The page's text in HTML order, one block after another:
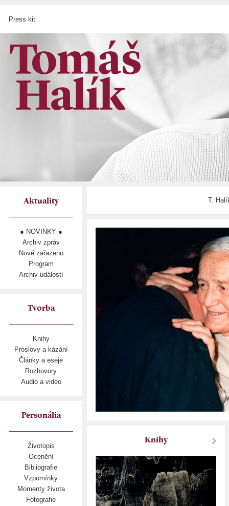
Press kit
Aktuality
● NOVINKY ●
Archiv zpráv
Nově zařazeno
Program
Archiv událostí
Tvorba
Knihy
Proslovy a kázání
Články a eseje
Rozhovory
Audio a video
Personália
Životopis
Ocenění
Bibliografie
Vzpomínky
Momenty života
Fotografie
T.
Knihy